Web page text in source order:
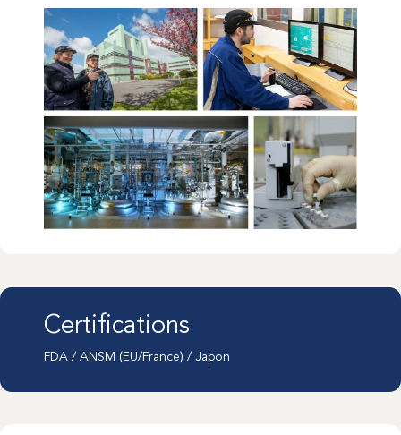
Certifications
FDA / ANSM (EU/France) / Japon